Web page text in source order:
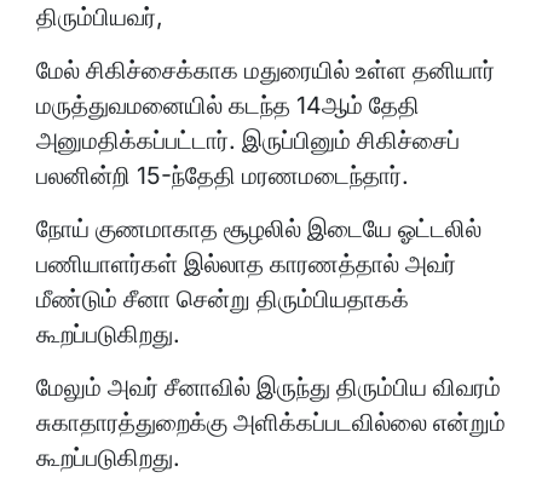
திரும்பியவர்,
மேல் சிகிச்சைக்காக மதுரையில் உள்ள தனியார்
மருத்துவமனையில் கடந்த 14ஆம் தேதி
அனுமதிக்கப்பட்டார். இருப்பினும் சிகிச்சைப்
பலனின்றி 15-ந்தேதி மரணமடைந்தார்.
நோய் குணமாகாத சூழலில் இடையே ஓட்டலில்
பணியாளர்கள் இல்லாத காரணத்தால் அவர்
மீண்டும் சீனா சென்று திரும்பியதாகக்
கூறப்படுகிறது.
மேலும் அவர் சீனாவில் இருந்து திரும்பிய விவரம்
சுகாதாரத்துறைக்கு அளிக்கப்படவில்லை என்றும்
கூறப்படுகிறது.